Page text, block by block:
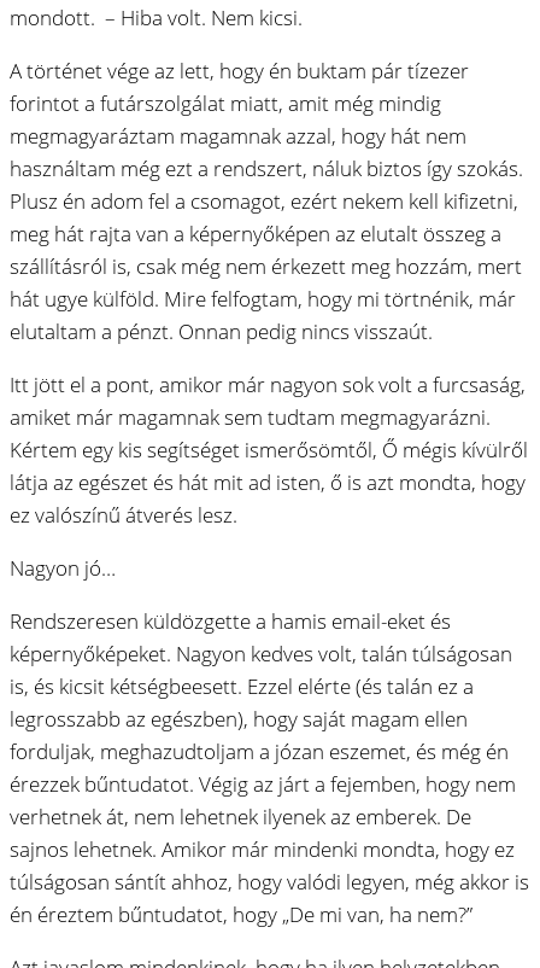
mondott. – Hiba volt. Nem kicsi.
A történet vége az lett, hogy én buktam pár tízezer
forintot a futárszolgálat miatt, amit még mindig
megmagyaráztam magamnak azzal, hogy hát nem
használtam még ezt a rendszert, náluk biztos így szokás.
Plusz én adom fel a csomagot, ezért nekem kell kifizetni,
meg hát rajta van a képernyőképen az elutalt összeg a
szállításról is, csak még nem érkezett meg hozzám, mert
hát ugye külföld. Mire felfogtam, hogy mi törtnénik, már
elutaltam a pénzt. Onnan pedig nincs visszaút.
Itt jött el a pont, amikor már nagyon sok volt a furcsaság,
amiket már magamnak sem tudtam megmagyarázni.
Kértem egy kis segítséget ismerősömtől, Ő mégis kívülről
látja az egészet és hát mit ad isten, ő is azt mondta, hogy
ez valószínű átverés lesz.
Nagyon jó…
Rendszeresen küldözgette a hamis email-eket és
képernyőképeket. Nagyon kedves volt, talán túlságosan
is, és kicsit kétségbeesett. Ezzel elérte (és talán ez a
legrosszabb az egészben), hogy saját magam ellen
forduljak, meghazudtoljam a józan eszemet, és még én
érezzek bűntudatot. Végig az járt a fejemben, hogy nem
verhetnek át, nem lehetnek ilyenek az emberek. De
sajnos lehetnek. Amikor már mindenki mondta, hogy ez
túlságosan sántít ahhoz, hogy valódi legyen, még akkor is
én éreztem bűntudatot, hogy „De mi van, ha nem?”